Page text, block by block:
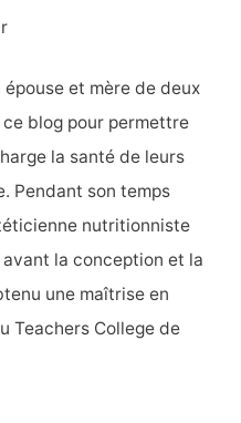
et mère de deux
blog pour permettre
la santé de leurs
Pendant son temps
nutritionniste
la conception et la
une maîtrise en
Teachers College de